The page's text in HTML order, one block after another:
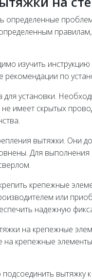
определенные
изучить инструкцию
по
установки.
имеет скрытых
вытяжки. Они
Для
крепежные
или
надежную
на крепежные
на крепежные
вытяжку к